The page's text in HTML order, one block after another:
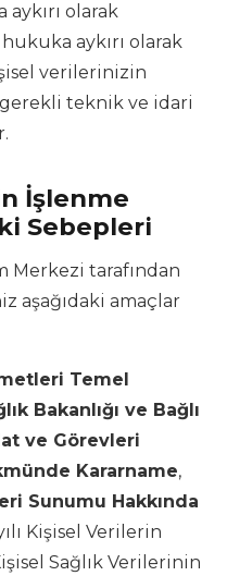
olarak
aykırı olarak
verilerinizin
teknik ve idari
İşlenme
Sebepleri
Merkezi tarafından
aşağıdaki amaçlar
Temel
Bakanlığı ve Bağlı
ve Görevleri
Kararname,
Sunumu Hakkında
Kişisel Verilerin
Sağlık Verilerinin